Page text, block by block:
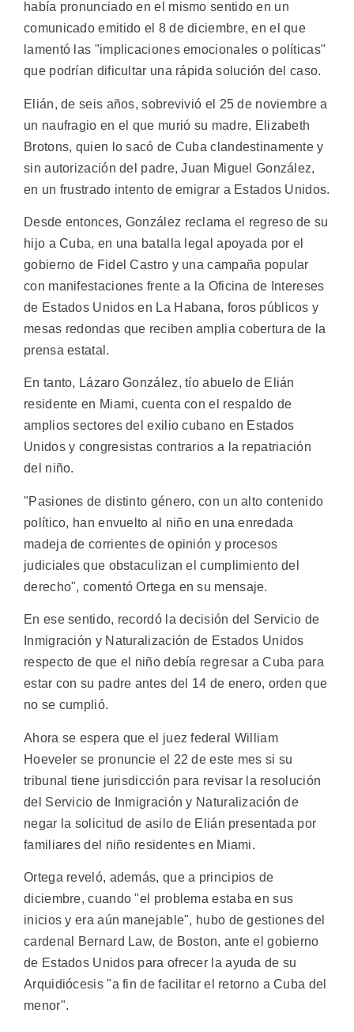
había pronunciado en el mismo sentido en un
comunicado emitido el 8 de diciembre, en el que
lamentó las "implicaciones emocionales o políticas"
que podrían dificultar una rápida solución del caso.
Elián, de seis años, sobrevivió el 25 de noviembre a
un naufragio en el que murió su madre, Elizabeth
Brotons, quien lo sacó de Cuba clandestinamente y
sin autorización del padre, Juan Miguel González,
en un frustrado intento de emigrar a Estados Unidos.
Desde entonces, González reclama el regreso de su
hijo a Cuba, en una batalla legal apoyada por el
gobierno de Fidel Castro y una campaña popular
con manifestaciones frente a la Oficina de Intereses
de Estados Unidos en La Habana, foros públicos y
mesas redondas que reciben amplia cobertura de la
prensa estatal.
En tanto, Lázaro González, tío abuelo de Elián
residente en Miami, cuenta con el respaldo de
amplios sectores del exilio cubano en Estados
Unidos y congresistas contrarios a la repatriación
del niño.
"Pasiones de distinto género, con un alto contenido
político, han envuelto al niño en una enredada
madeja de corrientes de opinión y procesos
judiciales que obstaculizan el cumplimiento del
derecho", comentó Ortega en su mensaje.
En ese sentido, recordó la decisión del Servicio de
Inmigración y Naturalización de Estados Unidos
respecto de que el niño debía regresar a Cuba para
estar con su padre antes del 14 de enero, orden que
no se cumplió.
Ahora se espera que el juez federal William
Hoeveler se pronuncie el 22 de este mes si su
tribunal tiene jurisdicción para revisar la resolución
del Servicio de Inmigración y Naturalización de
negar la solicitud de asilo de Elián presentada por
familiares del niño residentes en Miami.
Ortega reveló, además, que a principios de
diciembre, cuando "el problema estaba en sus
inicios y era aún manejable", hubo de gestiones del
cardenal Bernard Law, de Boston, ante el gobierno
de Estados Unidos para ofrecer la ayuda de su
Arquidiócesis "a fin de facilitar el retorno a Cuba del
menor".